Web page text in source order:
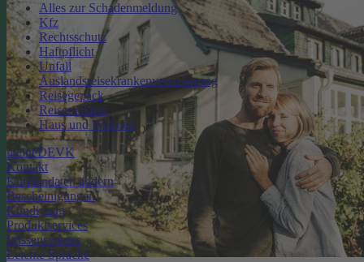
Alles zur Schadenmeldung
Kfz
Rechtsschutz
Haftpflicht
Unfall
Auslandsreisekrankenversicherung
Reisegepäck
Reiserücktritt
Haus und Wohnen
meineDEVK
Kontakt
Kundendaten ändern
Bescheinigungen
Kündigung
Produktservices
Wissenswertes
Leichte Sprache